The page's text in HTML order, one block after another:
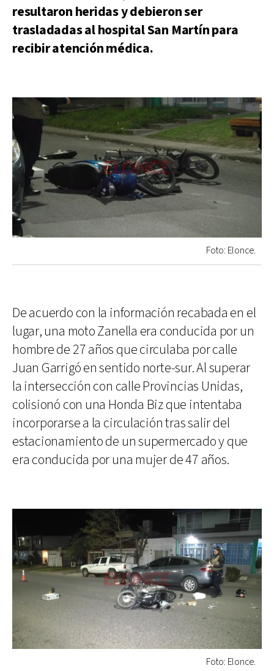
resultaron heridas y debieron ser
trasladadas al hospital San Martín para
recibir atención médica.
Foto: Elonce.
De acuerdo con la información recabada en el
lugar, una moto Zanella era conducida por un
hombre de 27 años que circulaba por calle
Juan Garrigó en sentido norte-sur. Al superar
la intersección con calle Provincias Unidas,
colisionó con una Honda Biz que intentaba
incorporarse a la circulación tras salir del
estacionamiento de un supermercado y que
era conducida por una mujer de 47 años.
Foto: Elonce.